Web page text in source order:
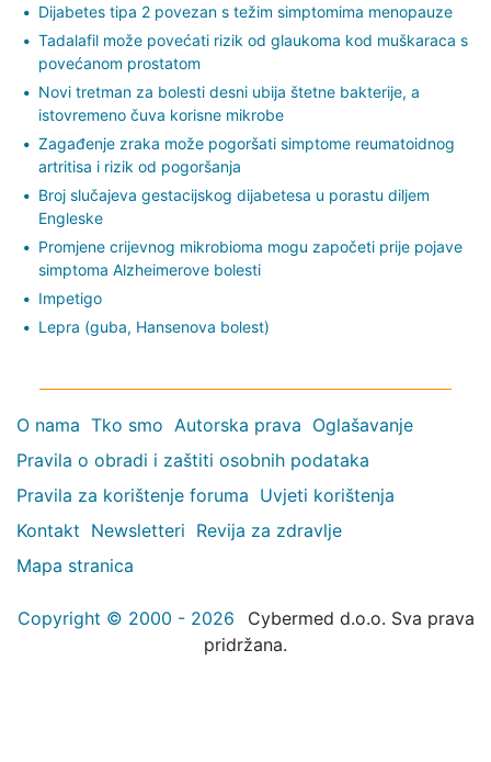
Dijabetes tipa 2 povezan s težim simptomima menopauze
Tadalafil može povećati rizik od glaukoma kod muškaraca s
povećanom prostatom
Novi tretman za bolesti desni ubija štetne bakterije, a
istovremeno čuva korisne mikrobe
Zagađenje zraka može pogoršati simptome reumatoidnog
artritisa i rizik od pogoršanja
Broj slučajeva gestacijskog dijabetesa u porastu diljem
Engleske
Promjene crijevnog mikrobioma mogu započeti prije pojave
simptoma Alzheimerove bolesti
Impetigo
Lepra (guba, Hansenova bolest)
O nama Tko smo Autorska prava Oglašavanje
Pravila o obradi i zaštiti osobnih podataka
Pravila za korištenje foruma Uvjeti korištenja
Kontakt Newsletteri Revija za zdravlje
Mapa stranica
Copyright © 2000 - 2026
Cybermed d.o.o. Sva prava
pridržana.